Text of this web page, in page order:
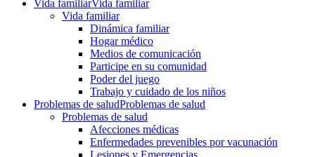
Vida familiarVida familiar
Vida familiar
Dinámica familiar
Hogar médico
Medios de comunicación
Participe en su comunidad
Poder del juego
Trabajo y cuidado de los niños
Problemas de saludProblemas de salud
Problemas de salud
Afecciones médicas
Enfermedades prevenibles por vacunación
Lesiones y Emergencias